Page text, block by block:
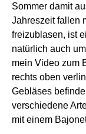
Sommer damit
Jahreszeit fallen
freizublasen, ist
natürlich auch
mein Video zum
rechts oben
Gebläses
verschiedene
mit einem